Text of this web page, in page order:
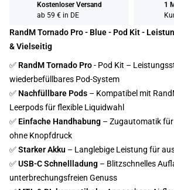
Kostenloser Versand
ab 59 € in DE
1
RandM Tornado Pro - Blue - Pod Kit -
& Vielseitig
✅ RandM Tornado Pro- Pod Kit –
wiederbefüllbares Pod-System
✅ Nachfüllbare Pods – Kompatibel mit
Leerpods für flexible Liquidwahl
✅ Einfache Handhabung – Zugautomatik
ohne Knopfdruck
✅Starker Akku – Langlebige Leistung für
✅USB-C Schnellladung – Blitzschnelles
unterbrechungsfreien Genuss